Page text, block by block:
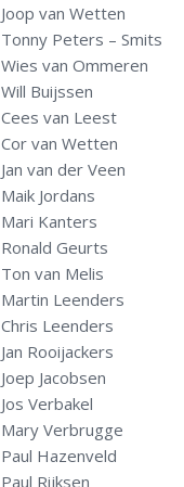
Joop van Wetten
Tonny Peters – Smits
Wies van Ommeren
Will Buijssen
Cees van Leest
Cor van Wetten
Jan van der Veen
Maik Jordans
Mari Kanters
Ronald Geurts
Ton van Melis
Martin Leenders
Chris Leenders
Jan Rooijackers
Joep Jacobsen
Jos Verbakel
Mary Verbrugge
Paul Hazenveld
Paul Rijksen